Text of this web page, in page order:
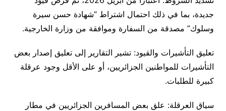
جديدة، بما في ذلك احتمال اشتراط “شهادة حسن سيرة
وسلوك” مصدقة من السفارة وموافقة من وزارة الخارجية.
تعليق التأشيرات والقيود: تشير التقارير إلى تعليق إصدار بعض
التأشيرات للمواطنين الجزائريين، أو على الأقل وجود عرقلة
كبيرة للطلبات.
سياق العرقلة: علق بعض المسافرين الجزائريين في مطار